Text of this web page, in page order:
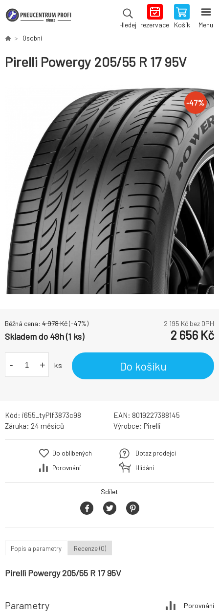
Hledej rezervace Košík Menu
Osobní
Pirelli Powergy 205/55 R 17 95V
-47%
Běžná cena: 4 978Kč(-47%) 2 195 Kč bez DPH
Skladem do 48h (1 ks) 2 656 Kč
- + ks Do košíku
Kód: i655_tyPIf3873c98 EAN: 8019227388145
Záruka: 24 měsíců Výrobce: Pirelli
Do oblíbených
Porovnání
Dotaz prodejci
Hlídání
Sdílet
Popis a parametry Recenze (0)
Pirelli Powergy 205/55 R 17 95V
Parametry Porovnání